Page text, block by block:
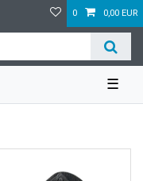
0 0,00 EUR
☰